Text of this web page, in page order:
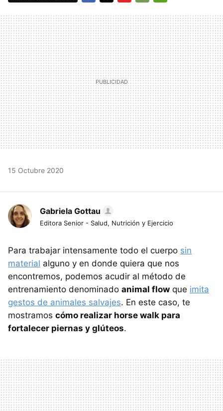
MAIL
15 Octubre 2020
Gabriela Gottau
Editora Senior - Salud, Nutrición y Ejercicio
Para trabajar intensamente todo el cuerpo sin
material alguno y en donde quiera que nos
encontremos, podemos acudir al método de
entrenamiento denominado animal flow que imita
gestos de animales salvajes. En este caso, te
mostramos cómo realizar horse walk para
fortalecer piernas y glúteos.